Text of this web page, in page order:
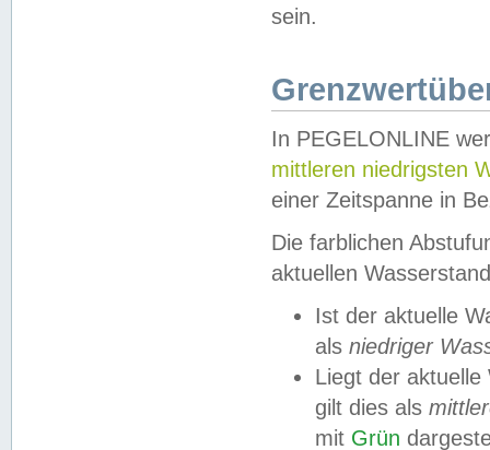
sein.
In PEGELONLINE
mittleren niedrigsten
einer Zeitspanne in
Die farblichen
aktuellen
Ist der aktuelle
als niedriger
Liegt der
gilt dies als
mit Grün